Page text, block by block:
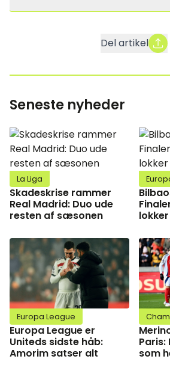
Del artikel
Seneste nyheder
La Liga
Skadeskrise rammer
Real Madrid: Duo ude
resten af sæsonen
lokker
Europa League
Europa League er
Uniteds sidste håb:
Amorim satser alt
Paris:
som